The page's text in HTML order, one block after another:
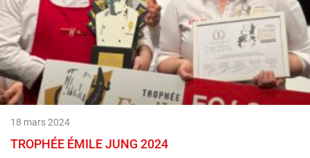
18 mars 2024
TROPHÉE ÉMILE JUNG 2024